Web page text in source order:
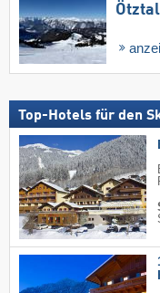
Ötztal
Top-Hotels für den